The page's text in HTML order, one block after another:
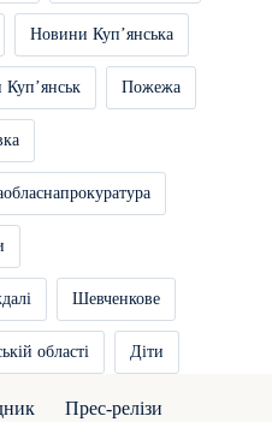
Новини Купʼянська
Купʼянськ Пожежа
Шевченкове
області Діти
Прес-релізи